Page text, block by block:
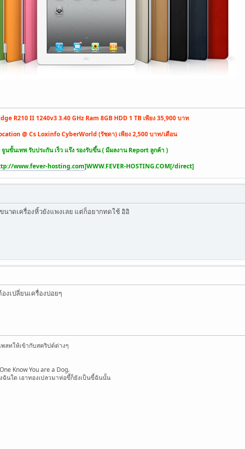
R210 II 1240v3 3.40 GHz Ram 8GB HDD 1 TB เพียง 35,900 บาท
@ Cs Loxinfo CyberWorld (รัชดา) เพียง 2,500 บาท/เดือน
นขั้นเทพ รับประกัน เร็ว แร๊ง รองรับขึ้น ( มีผลงาน Report ลูกค้า )
www.fever-hosting.com]WWW.FEVER-HOSTING.COM[/direct]
นาดเครื่องหิ้วยังแพงเลย แต่ก็อยากทดใช้ อิอิ
งเปลี่ยนเครื่องบ่อยๆ
พลทให้เข้ากับสคริปต์ต่างๆ
Know You are a Dog.
นใด เอาทองเปลวมาห่อขี้ก็ยังเป็นขี้ฉันนั้น